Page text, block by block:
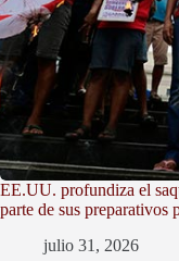
EE.UU. profundiza el
parte de sus preparativos
julio 31, 2026